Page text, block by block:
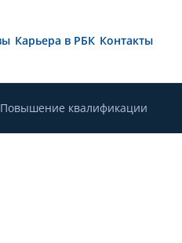
Карьера в РБК Контакты
Повышение квалификации